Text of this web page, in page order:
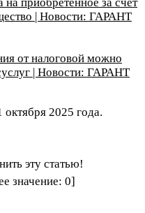
| Новости: ГАРАНТ
от налоговой можно
| Новости: ГАРАНТ
октября 2025 года.
эту статью!
значение: 0]